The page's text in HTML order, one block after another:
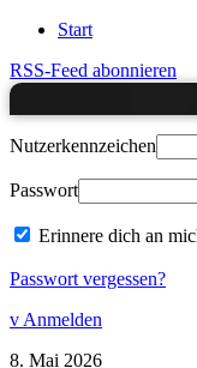
Start
RSS-Feed abonnieren
Nutzerkennzeichen
Passwort
Erinnere dich an
Passwort vergessen?
v Anmelden
8. Mai 2026